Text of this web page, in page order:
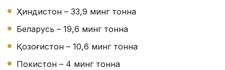
Ҳиндистон – 33,9 минг тонна
Беларусь – 19,6 минг тонна
Қозоғистон – 10,6 минг тонна
Покистон – 4 минг тонна